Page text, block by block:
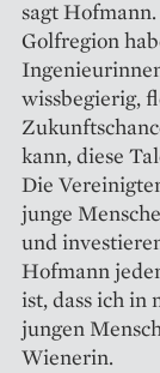
sagt
Golfregion
wissbegierig,
kann, diese
Die
junge
und
Hofmann
ist, dass ich in
jungen
Wienerin.